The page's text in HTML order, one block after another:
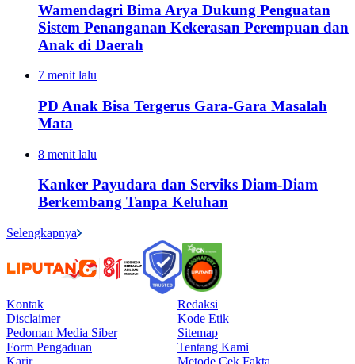
Wamendagri Bima Arya Dukung Penguatan
Sistem Penanganan Kekerasan Perempuan dan
Anak di Daerah
7 menit lalu
PD Anak Bisa Tergerus Gara-Gara Masalah
Mata
8 menit lalu
Kanker Payudara dan Serviks Diam-Diam
Berkembang Tanpa Keluhan
Selengkapnya
Kontak
Redaksi
Disclaimer
Kode Etik
Pedoman Media Siber
Sitemap
Form Pengaduan
Tentang Kami